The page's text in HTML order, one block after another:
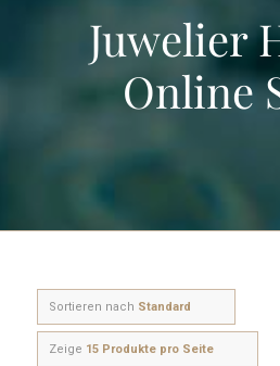
Juwelier
Online
Sortieren nach Standard
Zeige 15 Produkte pro Seite